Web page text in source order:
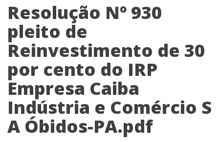
Resolução Nº 930
pleito de
Reinvestimento de 30
por cento do IRP
Empresa Caiba
Indústria e Comércio S
A Óbidos-PA.pdf